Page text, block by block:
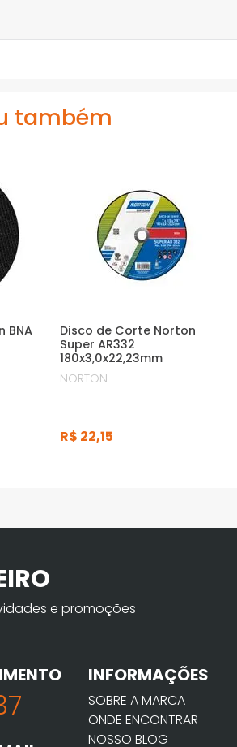
também
BNA
Disco de Corte Norton
Super AR332
180x3,0x22,23mm
NORTON
R$ 22,15
e promoções
INFORMAÇÕES
SOBRE A MARCA
ONDE ENCONTRAR
NOSSO BLOG